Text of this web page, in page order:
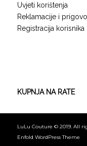
Uvjeti korištenja
Reklamacije i
Registracija korisnika
KUPNJA NA RATE
LuLu Couture © 2019. All
Enfold WordPress Theme